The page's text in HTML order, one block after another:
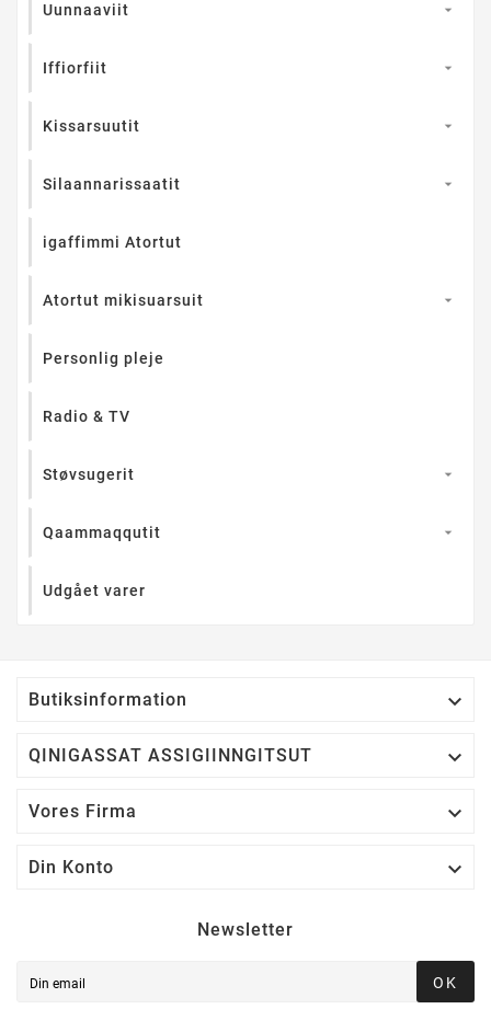
Uunnaaviit 
Iffiorfiit 
Kissarsuutit 
Silaannarissaatit 
igaffimmi Atortut
Atortut mikisuarsuit 
Personlig pleje
Radio & TV
Støvsugerit 
Qaammaqqutit 
Udgået varer
Butiksinformation 
QINIGASSAT ASSIGIINNGITSUT 
Vores Firma 
Din Konto 
Newsletter
OK